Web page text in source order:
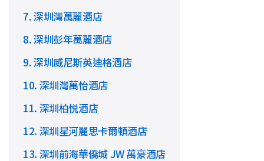
7. 深圳灣萬麗酒店
8. 深圳彭年萬麗酒店
9. 深圳威尼斯英迪格酒店
10. 深圳灣萬怡酒店
11. 深圳柏悦酒店
12. 深圳星河麗思卡爾頓酒店
13. 深圳前海華僑城 JW 萬豪酒店